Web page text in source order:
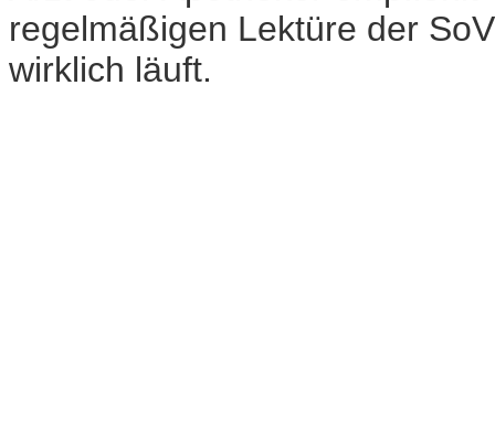
regelmäßigen Lektüre der
wirklich läuft.